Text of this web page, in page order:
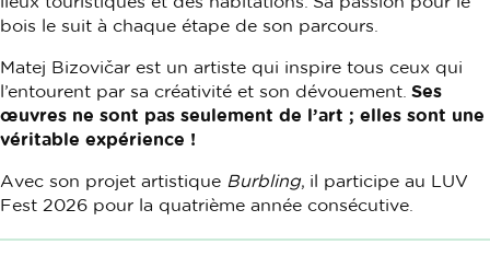
bois le suit à chaque étape de son parcours.
Matej Bizovičar est un artiste qui inspire tous ceux qui
l’entourent par sa créativité et son dévouement. Ses
œuvres ne sont pas seulement de l’art ; elles sont une
véritable expérience !
Avec son projet artistique Burbling, il participe au LUV
Fest 2026 pour la quatrième année consécutive.